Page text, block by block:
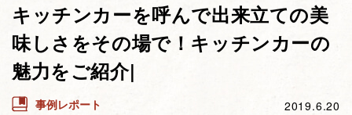
キッチンカーを呼んで出来立ての美
味しさをその場で！キッチンカーの
魅力をご紹介|
事例レポート 2019.6.20